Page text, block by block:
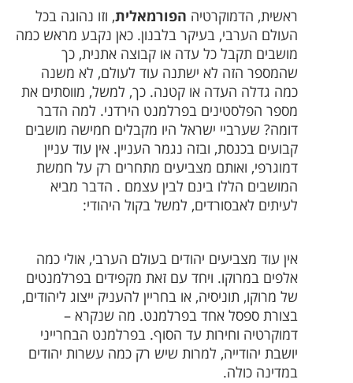
ראשית, הדמוקרטיה הפורמאלית, וזו נהוגה בכל
העולם הערבי, בעיקר בלבנון. כאן נקבע מראש כמה
מושבים תקבל כל עדה או קבוצה אתנית, כך
שהמספר הזה לא ישתנה עוד לעולם, לא משנה
כמה גדלה העדה או קטנה. כך, למשל, מווסתים את
מספר הפלסטינים בפרלמנט הירדני. למה הדבר
דומה? שערביי ישראל היו מקבלים חמישה מושבים
קבועים בכנסת, ובזה נגמר העניין. אין עוד עניין
דמוגרפי, ואותם מצביעים מתחרים רק על חמשת
המושבים הללו בינם לבין עצמם . הדבר מביא
לעיתים לאבסורדים, למשל בקול היהודי:
אין עוד מצביעים יהודים בעולם הערבי, אולי כמה
אלפים במרוקו. ויחד עם זאת מקפידים בפרלמנטים
של מרוקו, תוניסיה, או בחריין להעניק ייצוג ליהודים,
בצורת ספסל אחד בפרלמנט. מה שנקרא –
דמוקרטיה וחירות עד הסוף. בפרלמנט הבחרייני
יושבת יהודייה, למרות שיש רק כמה עשרות יהודים
במדינה כולה.